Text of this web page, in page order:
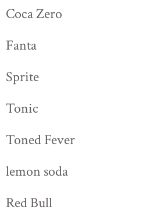
Coca Zero
Fanta
Sprite
Tonic
Toned Fever
lemon soda
Red Bull